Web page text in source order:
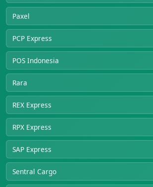
Paxel
PCP Express
POS Indonesia
Rara
REX Express
RPX Express
SAP Express
Sentral Cargo